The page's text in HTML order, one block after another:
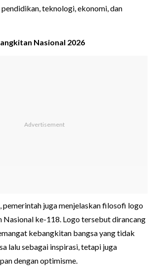
teknologi, ekonomi, dan
Nasional 2026
pemerintah juga menjelaskan filosofi logo
ke-118. Logo tersebut dirancang
kebangkitan bangsa yang tidak
lalu sebagai inspirasi, tetapi juga
dengan optimisme.